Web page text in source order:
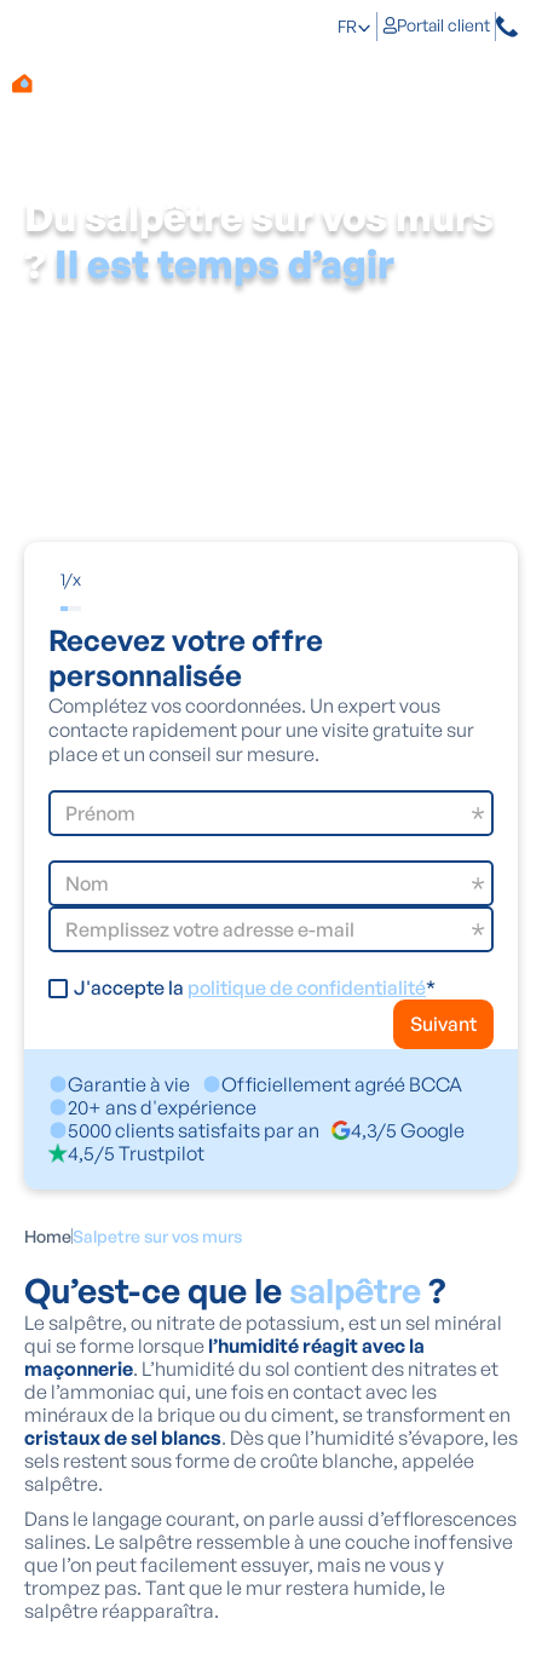
FR Portail client
Du salpêtre sur vos murs
? Il est temps d’agir
1/x
Recevez votre offre
personnalisée
Complétez vos coordonnées. Un expert vous
contacte rapidement pour une visite gratuite sur
place et un conseil sur mesure.
J'accepte la politique de confidentialité*
Suivant
Garantie à vie
Officiellement agréé BCCA
20+ ans d'expérience
5000 clients satisfaits par an
4,3/5 Google
4,5/5 Trustpilot
HomeSalpetre sur vos murs
Qu’est-ce que le salpêtre?
Le salpêtre, ou nitrate de potassium, est un sel minéral
qui se forme lorsque l’humidité réagit avec la
maçonnerie. L’humidité du sol contient des nitrates et
de l’ammoniac qui, une fois en contact avec les
minéraux de la brique ou du ciment, se transforment en
cristaux de sel blancs. Dès que l’humidité s’évapore, les
sels restent sous forme de croûte blanche, appelée
salpêtre.
Dans le langage courant, on parle aussi d’efflorescences
salines. Le salpêtre ressemble à une couche inoffensive
que l’on peut facilement essuyer, mais ne vous y
trompez pas. Tant que le mur restera humide, le
salpêtre réapparaîtra.